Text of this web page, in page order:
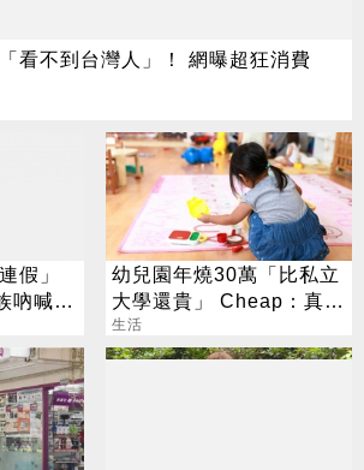
看不到台灣人」！ 網曝超狂消費
假」
吶喊：
幼兒園年燒30萬「比私立
大學還貴」 Cheap：真心
敬佩願意生
生活